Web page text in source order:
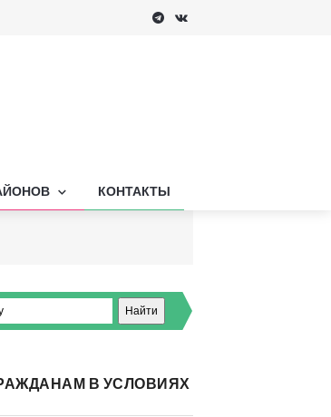
КОНТАКТЫ
В УСЛОВИЯХ